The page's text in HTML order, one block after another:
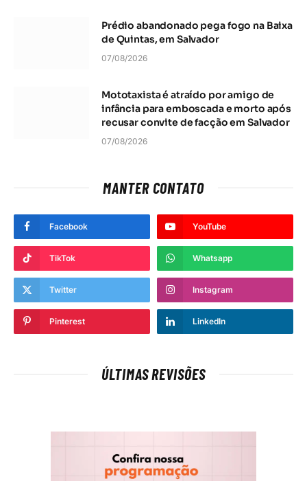
Prédio abandonado pega fogo na Baixa
de Quintas, em Salvador
07/08/2026
Mototaxista é atraído por amigo de
infância para emboscada e morto após
recusar convite de facção em Salvador
07/08/2026
MANTER CONTATO
Facebook YouTube
TikTok Whatsapp
Twitter Instagram
Pinterest LinkedIn
ÚLTIMAS REVISÕES